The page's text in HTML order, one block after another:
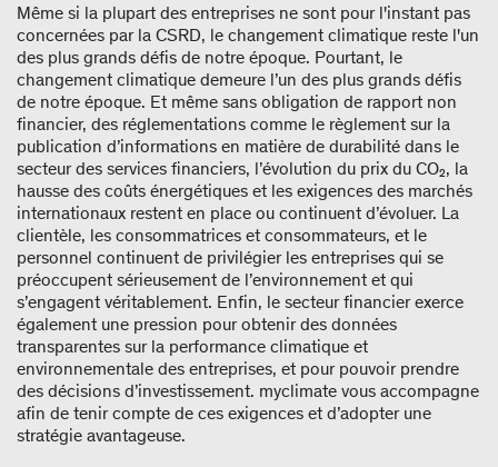
Même si la plupart des entreprises ne sont pour l'instant pas
concernées par la CSRD, le changement climatique reste l'un
des plus grands défis de notre époque. Pourtant, le
changement climatique demeure l’un des plus grands défis
de notre époque. Et même sans obligation de rapport non
financier, des réglementations comme le règlement sur la
publication d’informations en matière de durabilité dans le
secteur des services financiers, l’évolution du prix du CO₂, la
hausse des coûts énergétiques et les exigences des marchés
internationaux restent en place ou continuent d’évoluer. La
clientèle, les consommatrices et consommateurs, et le
personnel continuent de privilégier les entreprises qui se
préoccupent sérieusement de l’environnement et qui
s’engagent véritablement. Enfin, le secteur financier exerce
également une pression pour obtenir des données
transparentes sur la performance climatique et
environnementale des entreprises, et pour pouvoir prendre
des décisions d’investissement. myclimate vous accompagne
afin de tenir compte de ces exigences et d’adopter une
stratégie avantageuse.